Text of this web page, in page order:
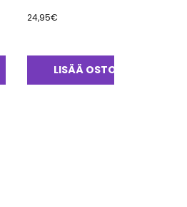
24,95€
LISÄÄ OSTOSKORIIN